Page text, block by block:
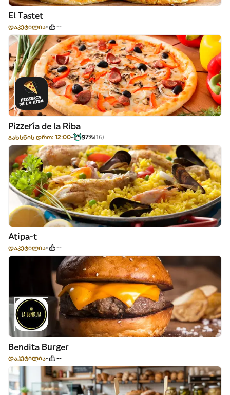
El Tastet
დაკეტილია --
Pizzería de la Riba
გახსნის დრო: 12:00 97%(16)
Atipa-t
დაკეტილია --
Bendita Burger
დაკეტილია --